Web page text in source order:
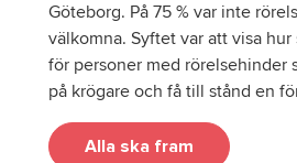
Göteborg. På 75 % var inte
välkomna. Syftet var att visa
för personer med rörelsehinder
på krögare och få till stånd en
Alla ska fram